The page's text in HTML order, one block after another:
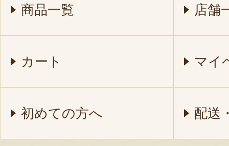
商品一覧 店舗
カート マイ
初めての方へ 配送